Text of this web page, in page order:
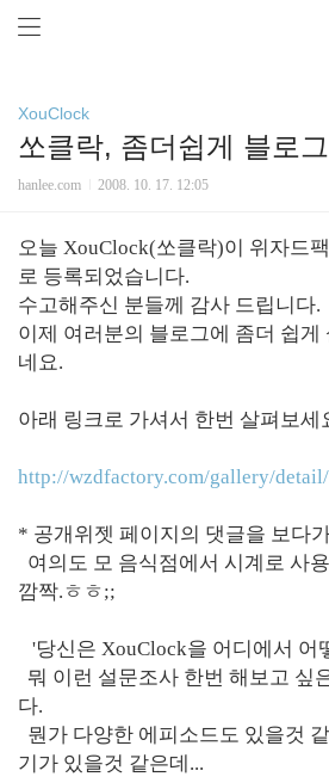
XouClock
쏘클락, 좀더쉽게 블로그
hanlee.com 2008. 10. 17. 12:05
오늘 XouClock(쏘클락)이 위자드
로 등록되었습니다.
수고해주신 분들께 감사 드립니다.
이제 여러분의 블로그에 좀더 쉽게
네요.
아래 링크로 가셔서 한번 살펴보세
http://wzdfactory.com/gallery/
* 공개위젯 페이지의 댓글을 보다
여의도 모 음식점에서 시계로 사
깜짝.ㅎㅎ;;
'당신은 XouClock을 어디에서 어
뭐 이런 설문조사 한번 해보고 싶
다.
뭔가 다양한 에피소드도 있을것
기가 있을것 같은데...